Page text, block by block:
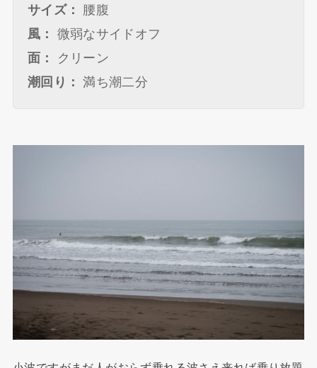
サイズ：
腰腹
風：
微弱なサイドオフ
面：
クリーン
潮回り： 満ち潮二分